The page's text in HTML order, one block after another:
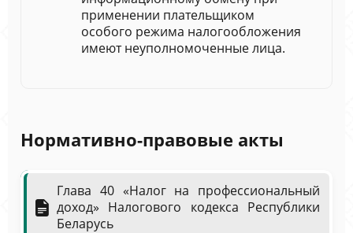
применении плательщиком
особого режима налогообложения
имеют неуполномоченные лица.
Нормативно-правовые акты
Глава 40 «Налог на профессиональный
доход» Налогового кодекса Республики
Беларусь